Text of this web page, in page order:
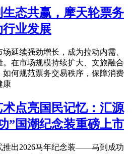
态共赢，摩天轮票务
业发展
延续强劲增长，成为拉动内需、
在市场规模持续扩大、文旅融合
如何规范票务交易秩序，保障消费
康
点亮国民记忆：汇源
”国潮纪念装重磅上市
推出2026马年纪念装——马到成功